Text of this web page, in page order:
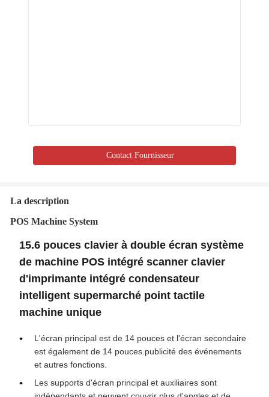
Contact Fournisseur
La description
POS Machine System
15.6 pouces clavier à double écran système
de machine POS intégré scanner clavier
d'imprimante intégré condensateur
intelligent supermarché point tactile
machine unique
L'écran principal est de 14 pouces et l'écran secondaire
est également de 14 pouces.publicité des événements
et autres fonctions.
Les supports d'écran principal et auxiliaires sont